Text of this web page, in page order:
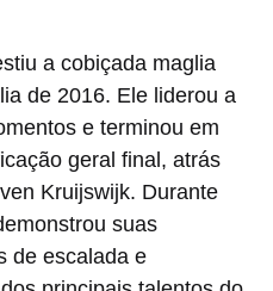
a cobiçada maglia
de 2016. Ele liderou a
e terminou em
geral final, atrás
Kruijswijk. Durante
suas
de escalada e